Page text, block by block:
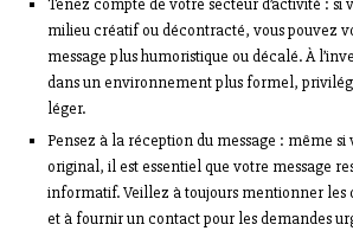
milieu créatif ou décontracté, vous pouvez
message plus humoristique ou décalé. À
dans un environnement plus formel,
léger.
Pensez à la réception du message : même si
original, il est essentiel que votre message
informatif. Veillez à toujours mentionner les
et à fournir un contact pour les demandes